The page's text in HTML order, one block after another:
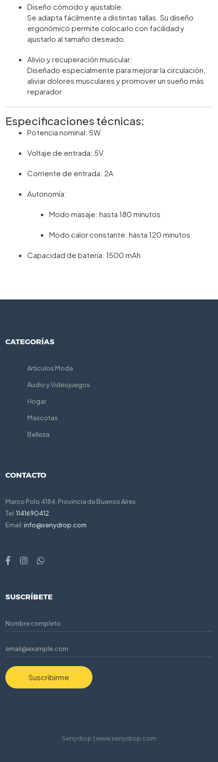
Diseño cómodo y ajustable:
Se adapta fácilmente a distintas tallas. Su diseño
ergonómico permite colocarlo con facilidad y
ajustarlo al tamaño deseado.
Alivio y recuperación muscular:
Diseñado especialmente para mejorar la circulación,
aliviar dolores musculares y promover un sueño más
reparador.
Especificaciones técnicas:
Potencia nominal: 5W
Voltaje de entrada: 5V
Corriente de entrada: 2A
Autonomía:
Modo masaje: hasta 180 minutos
Modo calor constante: hasta 120 minutos
Capacidad de batería: 1500 mAh
CATEGORÍAS
Articulos Moda
Audio y Videojuegos
Hogar
Mascotas
Belleza
CONTACTO
Marco Polo 4184, Provincia de Buenos Aires
Tel:1141690412
Email: info@senydrop.com
SUSCRÍBETE
Suscribirme
Senydrop | www.senydrop.com